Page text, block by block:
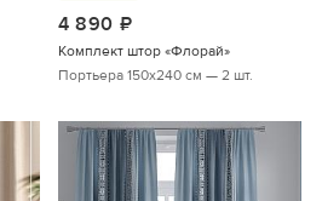
4 890
Комплект штор «Флорай»
Портьера 150х240 см — 2 шт.